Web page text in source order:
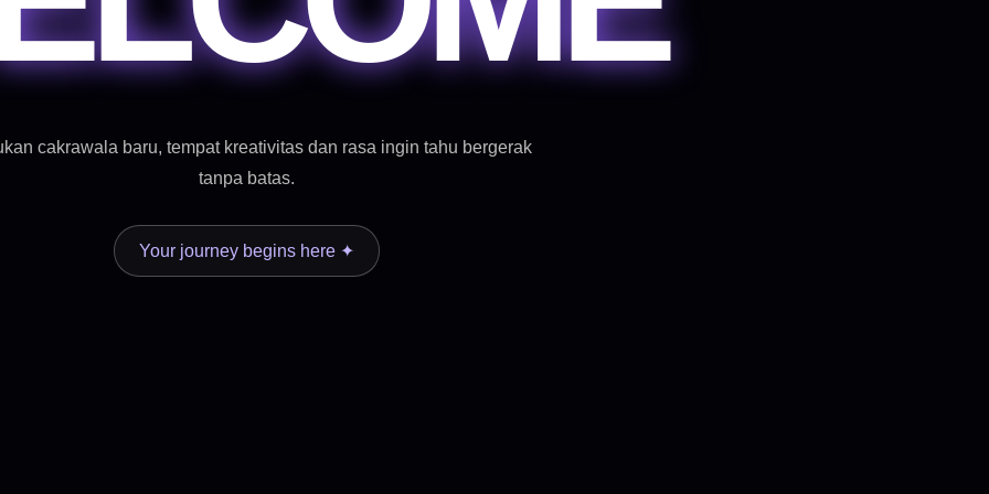
cakrawala baru, tempat kreativitas dan rasa ingin tahu bergerak
tanpa batas.
Your journey begins here ✦